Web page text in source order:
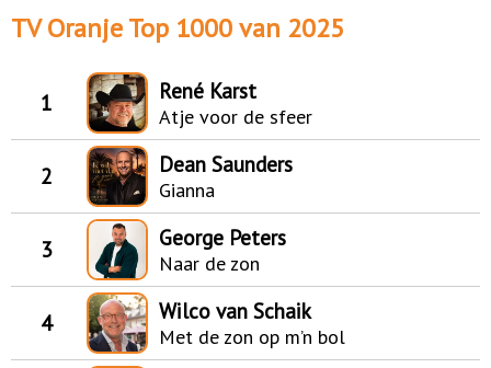
TV Oranje Top 1000 van 2025
1 René Karst
Atje voor de sfeer
2 Dean Saunders
Gianna
3 George Peters
Naar de zon
4 Wilco van Schaik
Met de zon op m’n bol